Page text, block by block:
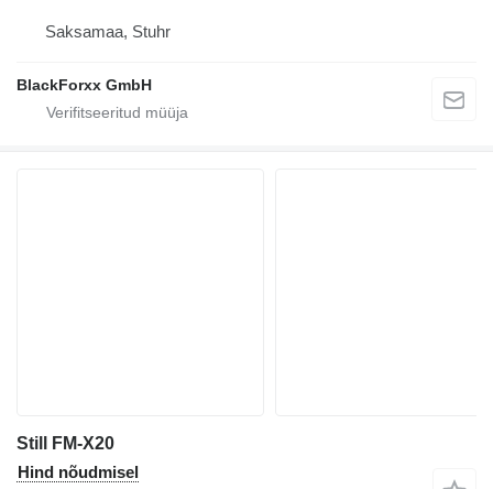
Saksamaa, Stuhr
BlackForxx GmbH
Still FM-X20
Hind nõudmisel